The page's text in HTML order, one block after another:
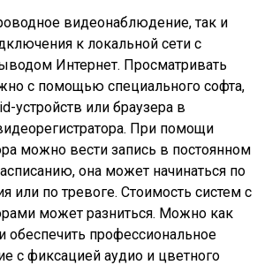
видеонаблюдение, так и
к локальной сети с
Интернет. Просматривать
с помощью специального софта,
устройств или браузера в
При помощи
можно вести запись в постоянном
она может начинаться по
или по тревоге. Стоимость систем с
может разниться. Можно как
обеспечить профессиональное
с фиксацией аудио и цветного